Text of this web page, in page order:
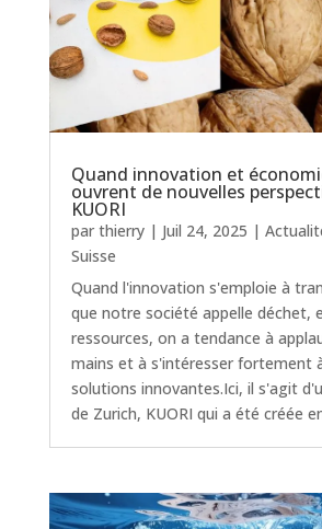
Quand innovation et
ouvrent de nouvelles
KUORI
par thierry| Juil 24, 2025 |
Suisse
Quand l'innovation s'emploie à
que notre société appelle déchet,
ressources, on a tendance à
mains et à s'intéresser fortement
solutions innovantes.Ici, il s'agit
de Zurich, KUORI qui a été créée